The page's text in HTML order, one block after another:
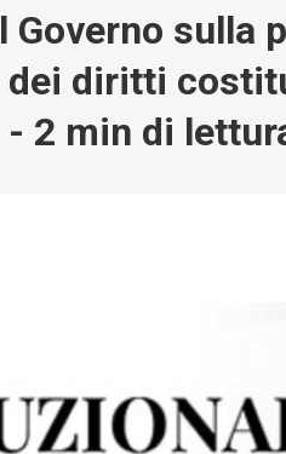
sulla
diritti
- 2 min di